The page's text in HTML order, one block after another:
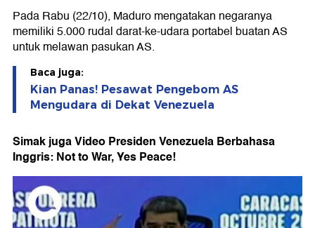
Pada Rabu (22/10), Maduro mengatakan negaranya
memiliki 5.000 rudal darat-ke-udara portabel buatan AS
untuk melawan pasukan AS.
Baca juga:
Kian Panas! Pesawat Pengebom AS
Mengudara di Dekat Venezuela
Simak juga Video Presiden Venezuela Berbahasa
Inggris: Not to War, Yes Peace!